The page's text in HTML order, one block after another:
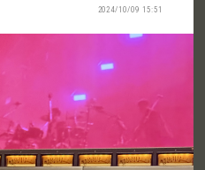
2024/10/09 15:51